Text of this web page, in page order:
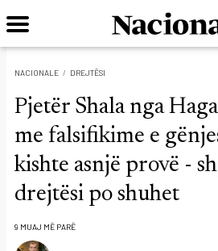
NACIONALE DREJTËSI
Pjetër Shala nga
me falsifikime e
kishte asnjë provë -
drejtësi po shuhet
9 MUAJ MË PARË